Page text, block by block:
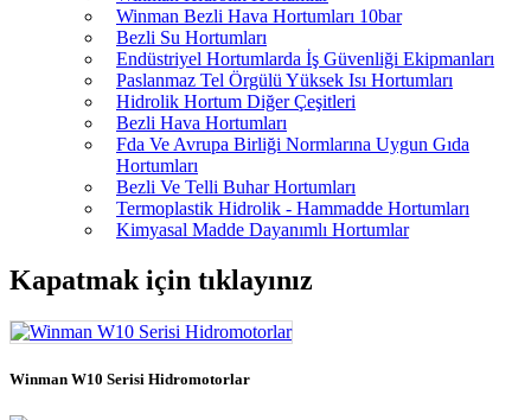
Winman Bezli Hava Hortumları 10bar
Bezli Su Hortumları
Endüstriyel Hortumlarda İş Güvenliği Ekipmanları
Paslanmaz Tel Örgülü Yüksek Isı Hortumları
Hidrolik Hortum Diğer Çeşitleri
Bezli Hava Hortumları
Fda Ve Avrupa Birliği Normlarına Uygun Gıda
Hortumları
Bezli Ve Telli Buhar Hortumları
Termoplastik Hidrolik - Hammadde Hortumları
Kimyasal Madde Dayanımlı Hortumlar
Kapatmak için tıklayınız
Winman W10 Serisi Hidromotorlar